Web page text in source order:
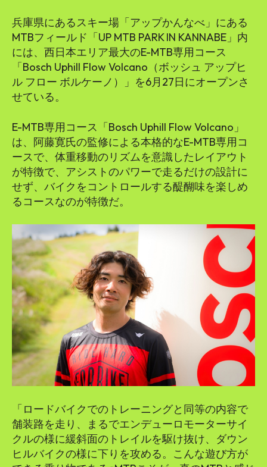
兵庫県にあるスキー場「アップかんなべ」にある
MTBフィールド「UP MTB PARK IN KANNABE」内
には、西日本エリア最大のE-MTB専用コース
「Bosch Uphill Flow Volcano（ボッシュ アップヒ
ル フロー ボルケーノ）」を6月27日にオープンさ
せている。
E-MTB専用コース「Bosch Uphill Flow Volcano」
は、阿藤寛氏の監修による本格的なE-MTB専用コ
ースで、体重移動のリズムを意識したレイアウト
が特徴で、アシストのパワーで走るだけの設計に
せず、バイクをコントロールする醍醐味を楽しめ
るコースなのが特徴だ。
「ロードバイクでのトレーニングと同等の内容で
舗装路を走り、まるでエンデューロモーターサイ
クルの様に緩斜面のトレイルを駆け抜け、ダウン
ヒルバイクの様に下りを攻める。こんな遊び方が